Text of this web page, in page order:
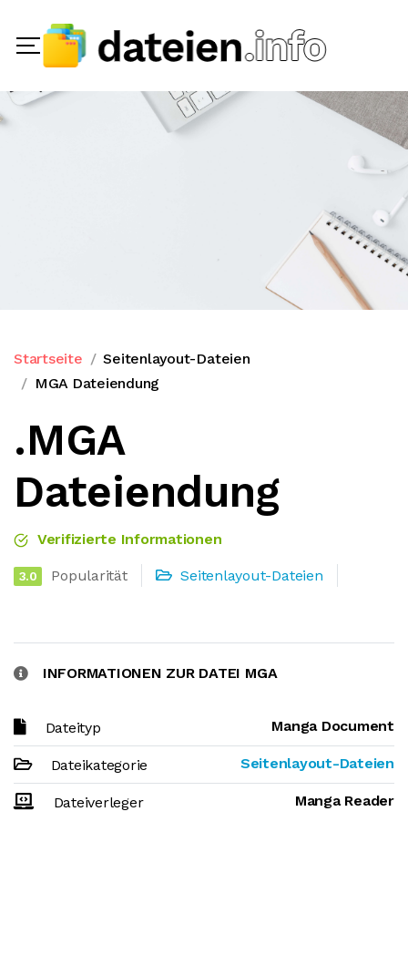
Startseite
Seitenlayout-Dateien
MGA Dateiendung
.MGA
Dateiendung
Verifizierte Informationen
3.0 Popularität Seitenlayout-Dateien
INFORMATIONEN ZUR DATEI MGA
Dateityp Manga Document
Dateikategorie Seitenlayout-Dateien
Dateiverleger Manga Reader